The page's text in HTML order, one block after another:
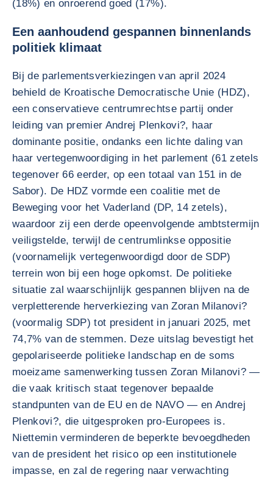
(18%) en onroerend goed (17%).
Een aanhoudend gespannen binnenlands
politiek klimaat
Bij de parlementsverkiezingen van april 2024
behield de Kroatische Democratische Unie (HDZ),
een conservatieve centrumrechtse partij onder
leiding van premier Andrej Plenkovi?, haar
dominante positie, ondanks een lichte daling van
haar vertegenwoordiging in het parlement (61 zetels
tegenover 66 eerder, op een totaal van 151 in de
Sabor). De HDZ vormde een coalitie met de
Beweging voor het Vaderland (DP, 14 zetels),
waardoor zij een derde opeenvolgende ambtstermijn
veiligstelde, terwijl de centrumlinkse oppositie
(voornamelijk vertegenwoordigd door de SDP)
terrein won bij een hoge opkomst. De politieke
situatie zal waarschijnlijk gespannen blijven na de
verpletterende herverkiezing van Zoran Milanovi?
(voormalig SDP) tot president in januari 2025, met
74,7% van de stemmen. Deze uitslag bevestigt het
gepolariseerde politieke landschap en de soms
moeizame samenwerking tussen Zoran Milanovi? —
die vaak kritisch staat tegenover bepaalde
standpunten van de EU en de NAVO — en Andrej
Plenkovi?, die uitgesproken pro-Europees is.
Niettemin verminderen de beperkte bevoegdheden
van de president het risico op een institutionele
impasse, en zal de regering naar verwachting